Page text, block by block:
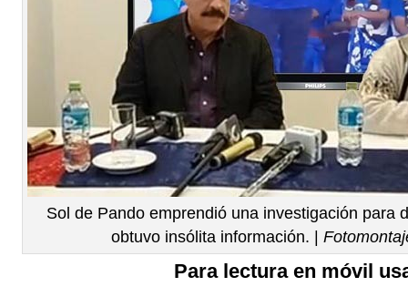
Sol de Pando emprendió una investigación para
obtuvo insólita información. |
Para lectura en móvil